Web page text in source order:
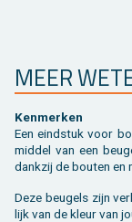
MEER
Ken­mer­ken
Een eind­stuk voor
mid­del van een
dank­zij de bou­ten en
Deze beu­gels zijn
lijk van de kleur van